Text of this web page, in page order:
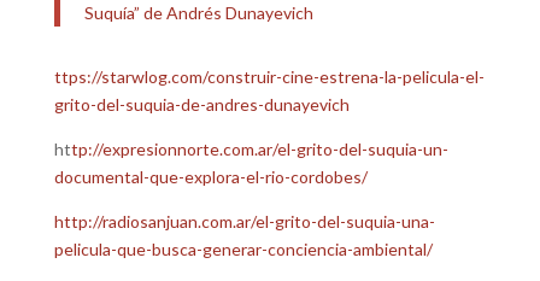
Suquía” de Andrés Dunayevich
ttps://starwlog.com/construir-cine-estrena-la-pelicula-el-
grito-del-suquia-de-andres-dunayevich
http://expresionnorte.com.ar/el-grito-del-suquia-un-
documental-que-explora-el-rio-cordobes/
http://radiosanjuan.com.ar/el-grito-del-suquia-una-
pelicula-que-busca-generar-conciencia-ambiental/